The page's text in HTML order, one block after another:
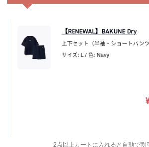
2点以上カートに入れると自動で割